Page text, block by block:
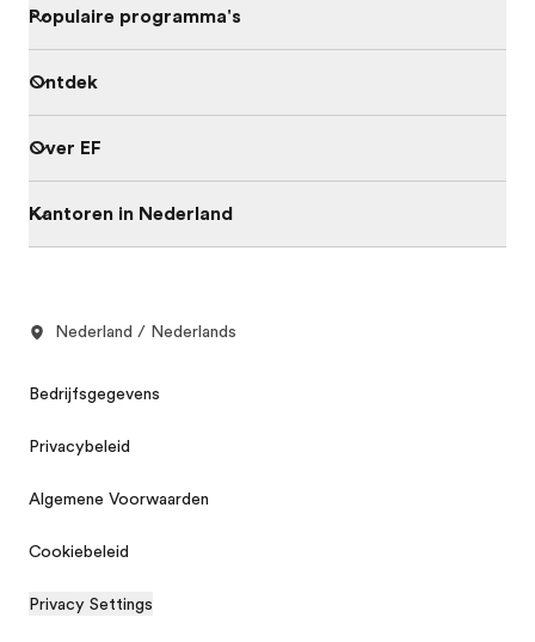
Populaire programma's
Ontdek
Over EF
Kantoren in Nederland
Nederland / Nederlands
Bedrijfsgegevens
Privacybeleid
Algemene Voorwaarden
Cookiebeleid
Privacy Settings